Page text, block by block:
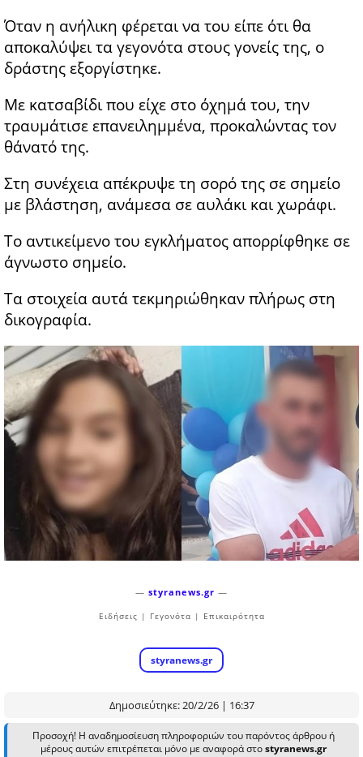
Όταν η ανήλικη φέρεται να του είπε ότι θα
αποκαλύψει τα γεγονότα στους γονείς της, ο
δράστης εξοργίστηκε.
Με κατσαβίδι που είχε στο όχημά του, την
τραυμάτισε επανειλημμένα, προκαλώντας τον
θάνατό της.
Στη συνέχεια απέκρυψε τη σορό της σε σημείο
με βλάστηση, ανάμεσα σε αυλάκι και χωράφι.
Το αντικείμενο του εγκλήματος απορρίφθηκε σε
άγνωστο σημείο.
Τα στοιχεία αυτά τεκμηριώθηκαν πλήρως στη
δικογραφία.
— styranews.gr —
Ειδήσεις | Γεγονότα | Επικαιρότητα
styranews.gr
Δημοσιεύτηκε: 20/2/26 | 16:37
Προσοχή! Η αναδημοσίευση πληροφοριών του παρόντος άρθρου ή
μέρους αυτών επιτρέπεται μόνο με αναφορά στοstyranews.gr